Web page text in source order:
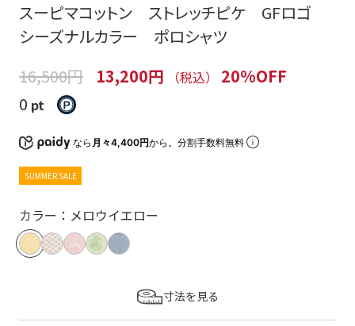
スーピマコットン ストレッチピケ GFロゴ
シーズナルカラー ポロシャツ
16,500円
13,200円 （税込）
20%OFF
0 pt
なら 月々4,400円から。分割手数料無料
SUMMER SALE
カラー：メロウイエロー
寸法を見る